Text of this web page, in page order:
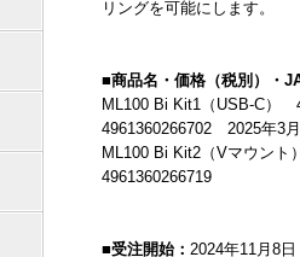
リングを可能にします。
■商品名・価格（税別）・
ML100 Bi Kit1（ USB-C）
4961360266702 2025年3
ML100 Bi Kit2（Vマウン
4961360266719
■受注開始： 2024年11月